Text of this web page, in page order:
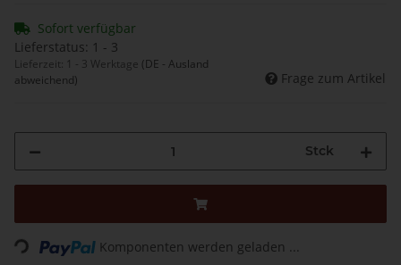
Sofort verfügbar
Lieferstatus: 1 - 3
Lieferzeit: 1 - 3 Werktage (DE - Ausland
abweichend)
Frage zum Artikel
Stck
Loading... Komponenten werden geladen ...